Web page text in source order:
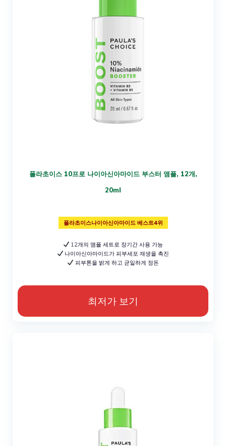
폴라초이스 10프로 나이아신아마이드 부스터 앰플, 12개,
20ml
폴라초이스나이아신아마이드 베스트4위
12개의 앰플 세트로 장기간 사용 가능
나이아신아마이드가 피부세포 재생을 촉진
피부톤을 밝게 하고 균일하게 정돈
최저가 보기